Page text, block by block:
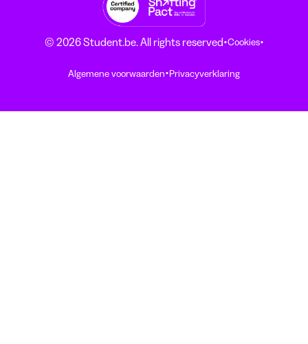
© 2026 Student.be. All rights reserved·Cookies·
Algemene voorwaarden·Privacyverklaring